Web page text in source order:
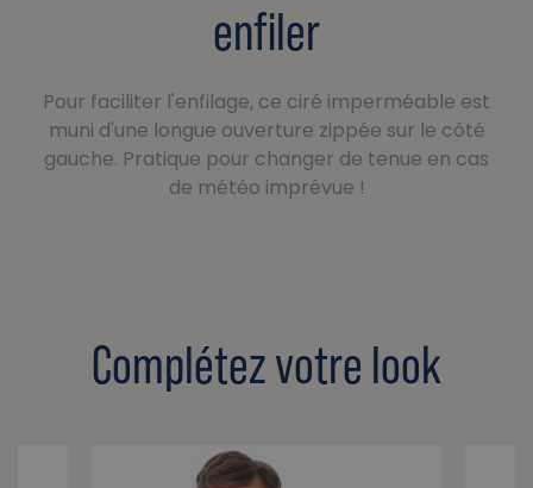
enfiler
Pour faciliter l'enfilage, ce ciré imperméable est
muni d'une longue ouverture zippée sur le côté
gauche. Pratique pour changer de tenue en cas
de météo imprévue !
Complétez votre look